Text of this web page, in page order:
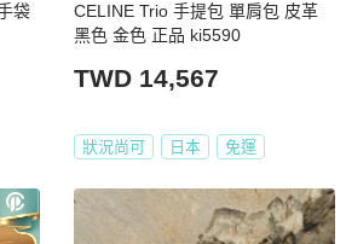
袋
CELINE Trio 手提包 單肩包 皮革
黑色 金色 正品 ki5590
TWD 14,567
狀況尚可 日本 免運